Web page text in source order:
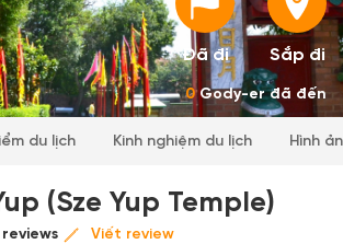
Đã đi Sắp đi
0Gody-er đã đến
du lịch Kinh nghiệm du lịch Hình
(Sze Yup Temple)
reviews Viết review